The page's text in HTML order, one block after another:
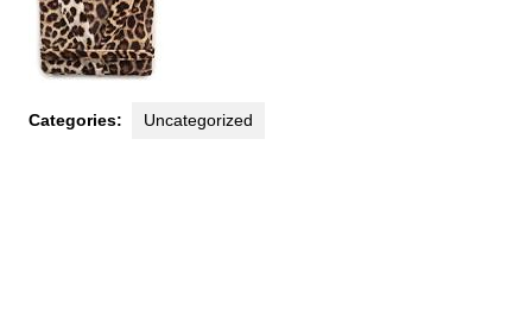
Categories: Uncategorized